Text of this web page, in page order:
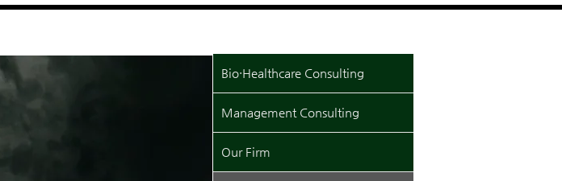
Bio·Healthcare Consulting
Management Consulting
Our Firm